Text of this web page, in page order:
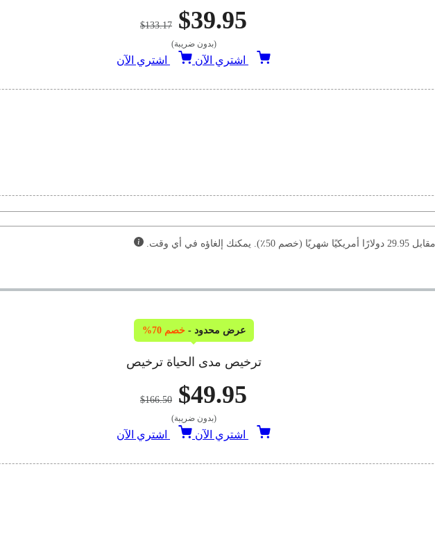
$39.95
$133.17
(بدون ضريبة)
اشتري الآن اشتري الآن
عرض محدود -خصم 70%
ترخيص مدى الحياة ترخيص
$49.95
$166.50
(بدون ضريبة)
اشتري الآن اشتري الآن